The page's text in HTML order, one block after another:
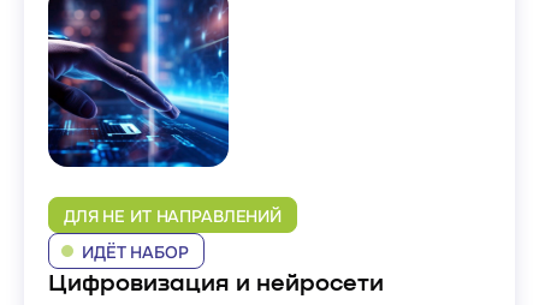
ДЛЯ НЕ ИТ НАПРАВЛЕНИЙ
ИДЁТ НАБОР
Цифровизация и нейросети